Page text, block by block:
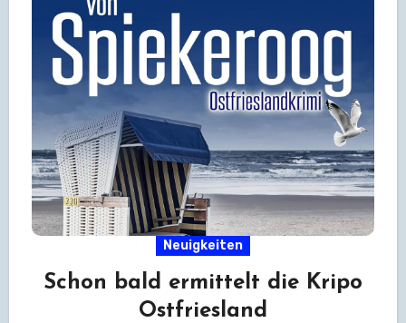
Neuigkeiten
Schon bald ermittelt die Kripo
Ostfriesland